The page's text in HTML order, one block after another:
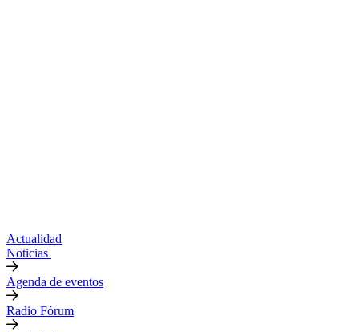
Actualidad
Noticias
Agenda de eventos
Radio Fórum